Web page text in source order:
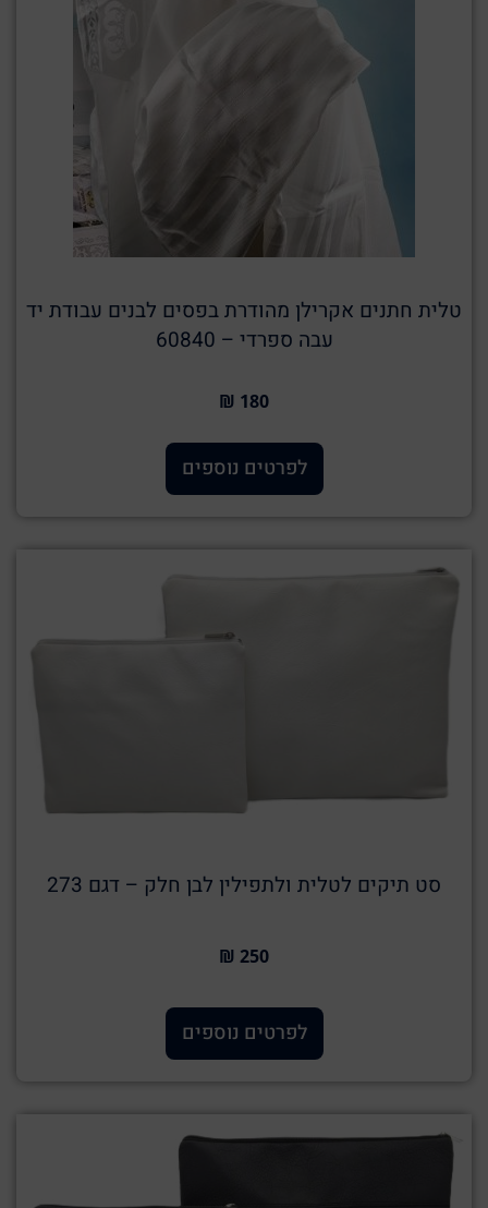
טלית חתנים אקרילן מהודרת בפסים לבנים עבודת יד
עבה ספרדי – 60840
180 ₪
לפרטים נוספים
סט תיקים לטלית ולתפילין לבן חלק – דגם 273
250 ₪
לפרטים נוספים